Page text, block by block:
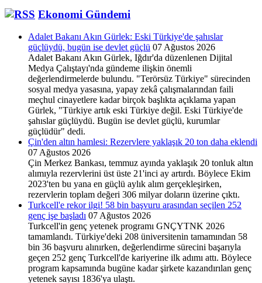
Ekonomi Gündemi
Adalet Bakanı Akın Gürlek: Eski Türkiye'de şahıslar
güçlüydü, bugün ise devlet güçlü 07 Ağustos 2026
Adalet Bakanı Akın Gürlek, Iğdır'da düzenlenen Dijital
Medya Çalıştayı'nda gündeme ilişkin önemli
değerlendirmelerde bulundu. "Terörsüz Türkiye" sürecinden
sosyal medya yasasına, yapay zekâ çalışmalarından faili
meçhul cinayetlere kadar birçok başlıkta açıklama yapan
Gürlek, "Türkiye artık eski Türkiye değil. Eski Türkiye'de
şahıslar güçlüydü. Bugün ise devlet güçlü, kurumlar
güçlüdür" dedi.
Çin'den altın hamlesi: Rezervlere yaklaşık 20 ton daha eklendi
07 Ağustos 2026
Çin Merkez Bankası, temmuz ayında yaklaşık 20 tonluk altın
alımıyla rezervlerini üst üste 21'inci ay artırdı. Böylece Ekim
2023'ten bu yana en güçlü aylık alım gerçekleşirken,
rezervlerin toplam değeri 306 milyar doların üzerine çıktı.
Turkcell'e rekor ilgi! 58 bin başvuru arasından seçilen 252
genç işe başladı 07 Ağustos 2026
Turkcell'in genç yetenek programı GNÇYTNK 2026
tamamlandı. Türkiye'deki 208 üniversitenin tamamından 58
bin 36 başvuru alınırken, değerlendirme sürecini başarıyla
geçen 252 genç Turkcell'de kariyerine ilk adımı attı. Böylece
program kapsamında bugüne kadar şirkete kazandırılan genç
yetenek sayısı 1836'ya ulaştı.